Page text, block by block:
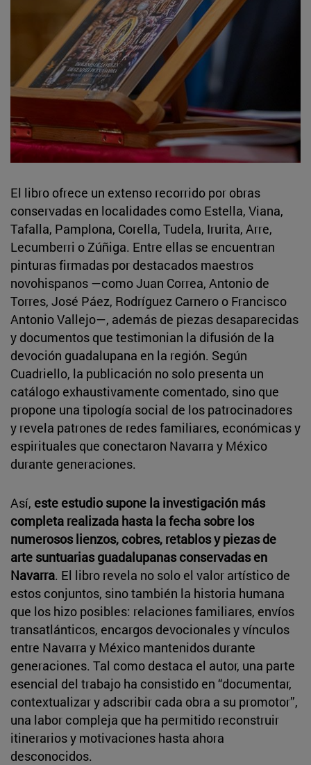
El libro ofrece un extenso recorrido por obras
conservadas en localidades como Estella, Viana,
Tafalla, Pamplona, Corella, Tudela, Irurita, Arre,
Lecumberri o Zúñiga. Entre ellas se encuentran
pinturas firmadas por destacados maestros
novohispanos —como Juan Correa, Antonio de
Torres, José Páez, Rodríguez Carnero o Francisco
Antonio Vallejo—, además de piezas desaparecidas
y documentos que testimonian la difusión de la
devoción guadalupana en la región. Según
Cuadriello, la publicación no solo presenta un
catálogo exhaustivamente comentado, sino que
propone una tipología social de los patrocinadores
y revela patrones de redes familiares, económicas y
espirituales que conectaron Navarra y México
durante generaciones.
Así, este estudio supone la investigación más
completa realizada hasta la fecha sobre los
numerosos lienzos, cobres, retablos y piezas de
arte suntuarias guadalupanas conservadas en
Navarra. El libro revela no solo el valor artístico de
estos conjuntos, sino también la historia humana
que los hizo posibles: relaciones familiares, envíos
transatlánticos, encargos devocionales y vínculos
entre Navarra y México mantenidos durante
generaciones. Tal como destaca el autor, una parte
esencial del trabajo ha consistido en “documentar,
contextualizar y adscribir cada obra a su promotor”,
una labor compleja que ha permitido reconstruir
itinerarios y motivaciones hasta ahora
desconocidos.